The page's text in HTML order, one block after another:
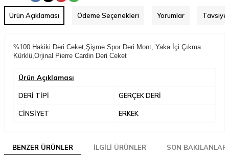
Ürün Açıklaması Ödeme Seçenekleri Yorumlar Tavsiye
%100 Hakiki Deri Ceket,Şişme Spor Deri Mont, Yaka İçi Çıkma
Kürklü,Orjinal Pierre Cardin Deri Ceket
Ürün Açıklaması
DERİ TİPİ GERÇEK DERİ
CİNSİYET ERKEK
BENZER ÜRÜNLER İLGILI ÜRÜNLER SON BAKILANLAR